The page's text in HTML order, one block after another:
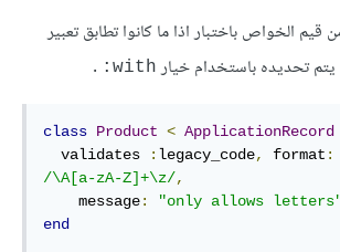
الخواص باختبار اذا ما كانوا تطابق تعبير
تحديده باستخدام خيار with:
.
class Product < ApplicationRecord
  validates
: legacy_code, format :
/\A[a-zA-Z]+\z/,
message: "only allows
end